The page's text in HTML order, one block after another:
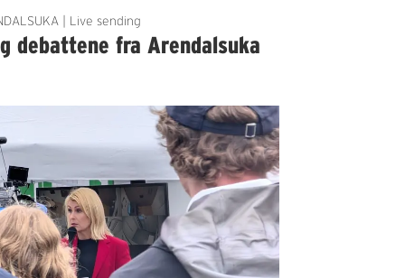
| Live sending
debattene fra Arendalsuka